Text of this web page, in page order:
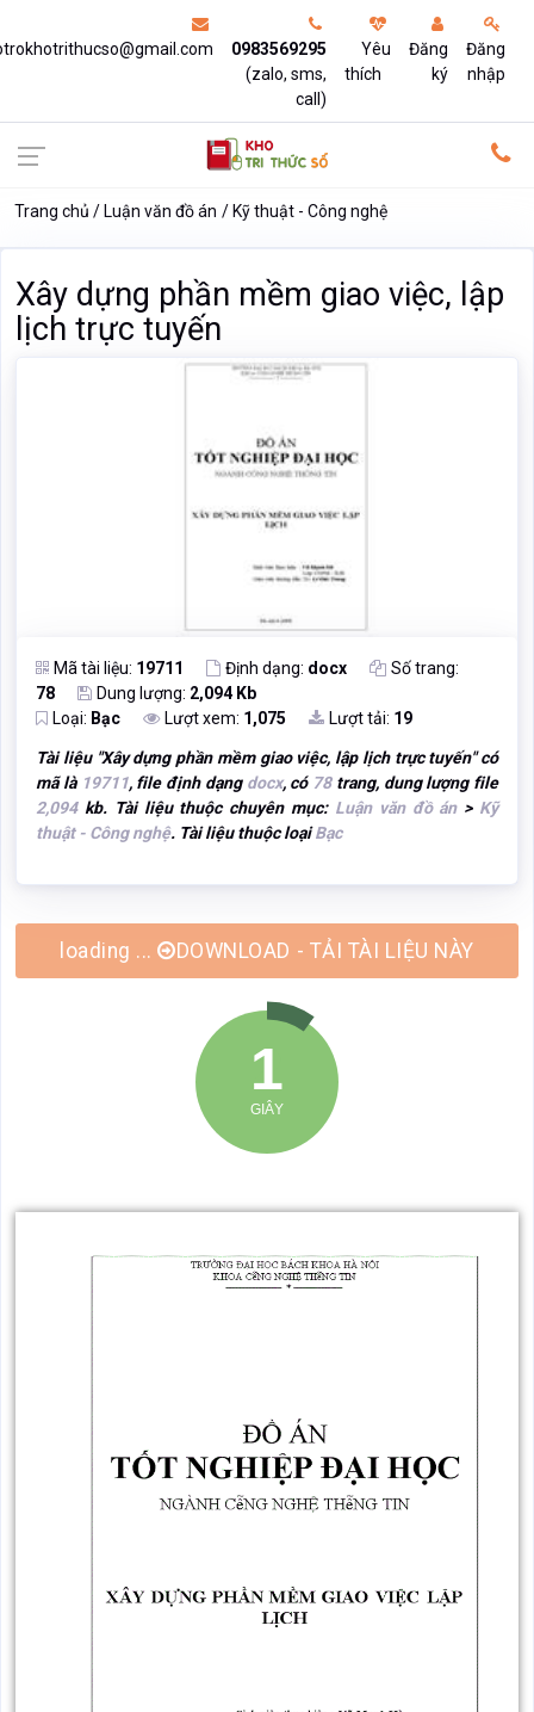
0983569295
(zalo, sms,
call)
Yêu
thích
Đăng
ký
Đăng
nhập
Trang chủ Luận văn đồ án Kỹ thuật - Công nghệ
Xây dựng phần mềm giao việc, lập
lịch trực tuyến
Mã tài liệu: 19711 Định dạng: docx
Số trang:
78
Dung lượng: 2,094 Kb
Loại: Bạc Lượt xem: 1,075 Lượt tải: 19
Tài liệu "Xây dựng phần mềm giao việc, lập lịch trực tuyến" có
mã là 19711, file định dạng docx, có 78trang, dung lượng file
2,094kb. Tài liệu thuộc chuyên mục: Luận văn đồ án> Kỹ
thuật - Công nghệ. Tài liệu thuộc loạiBạc
DOWNLOAD - TẢI TÀI LIỆU NÀY